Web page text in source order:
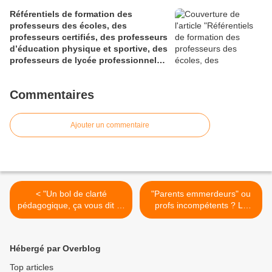
Référentiels de formation des
professeurs des écoles, des
professeurs certifiés, des professeurs
d’éducation physique et sportive, des
professeurs de lycée professionnel
et des conseillers principaux
n° 1 du 28 mai 2026)
Commentaires
Ajouter un commentaire
< "Un bol de clarté
pédagogique, ça vous dit ?"
(article du blog "A l'école,
"Parents emmerdeurs" ou
profs incompétents ? Le
populisme éducatif à
Hébergé par Overblog
Top articles